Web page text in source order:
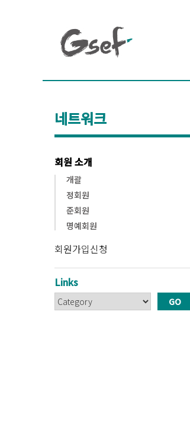
네트워크
회원 소개
개괄
정회원
준회원
명예회원
회원가입신청
Links